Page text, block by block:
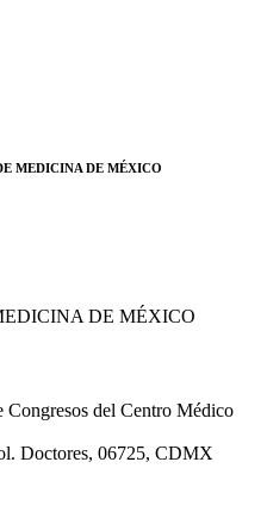
MEDICINA DE MÉXICO
DE MÉXICO
del Centro Médico
Doctores, 06725, CDMX